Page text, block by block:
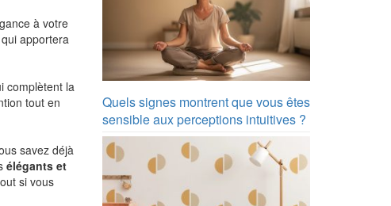
à votre
apportera
complètent la
tout en
savez déjà
élégants et
si vous
Quels signes montrent que vous êtes
sensible aux perceptions intuitives ?